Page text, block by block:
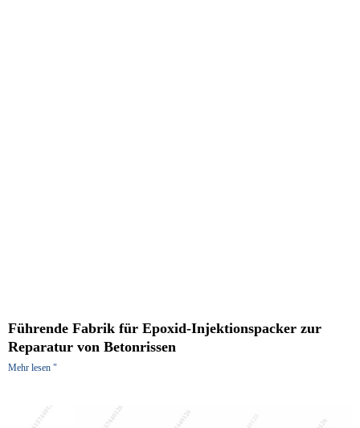
Führende Fabrik für Epoxid-Injektionspacker zur
Reparatur von Betonrissen
Mehr lesen "